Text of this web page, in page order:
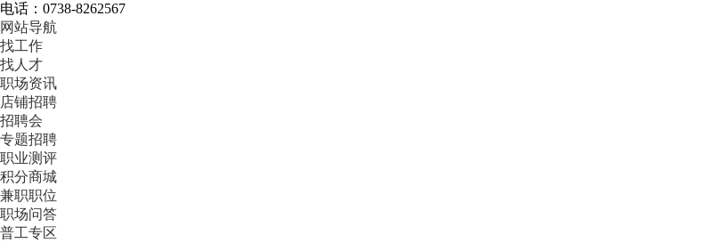
电话：0738-8262567
网站导航
找工作
找人才
职场资讯
店铺招聘
招聘会
专题招聘
职业测评
积分商城
兼职职位
职场问答
普工专区